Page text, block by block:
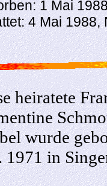
1 Mai
4 Mai 1988,
heiratete
wurde
1971 in